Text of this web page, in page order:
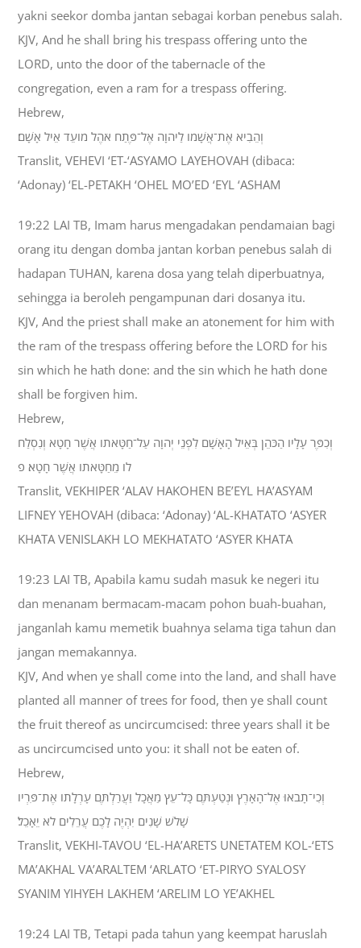
yakni seekor domba jantan sebagai korban penebus salah.
KJV, And he shall bring his trespass offering unto the
LORD, unto the door of the tabernacle of the
congregation, even a ram for a trespass offering.
Hebrew,
וְהֵבִיא אֶת־אֲשָׁמֹו לַיהוָה אֶל־פֶּתַח אֹהֶל מֹועֵד אֵיל אָשָׁם׃
Translit, VEHEVI ‘ET-‘ASYAMO LAYEHOVAH (dibaca:
‘Adonay) ‘EL-PETAKH ‘OHEL MO’ED ‘EYL ‘ASHAM
19:22 LAI TB, Imam harus mengadakan pendamaian bagi
orang itu dengan domba jantan korban penebus salah di
hadapan TUHAN, karena dosa yang telah diperbuatnya,
sehingga ia beroleh pengampunan dari dosanya itu.
KJV, And the priest shall make an atonement for him with
the ram of the trespass offering before the LORD for his
sin which he hath done: and the sin which he hath done
shall be forgiven him.
Hebrew,
וְכִפֶּר עָלָיו הַכֹּהֵן בְּאֵיל הָאָשָׁם לִפְנֵי יְהוָה עַל־חַטָּאתֹו אֲשֶׁר חָטָא וְנִסְלַח
לֹו מֵחַטָּאתֹו אֲשֶׁר חָטָא׃ פ
Translit, VEKHIPER ‘ALAV HAKOHEN BE’EYL HA’ASYAM
LIFNEY YEHOVAH (dibaca: ‘Adonay) ‘AL-KHATATO ‘ASYER
KHATA VENISLAKH LO MEKHATATO ‘ASYER KHATA
19:23 LAI TB, Apabila kamu sudah masuk ke negeri itu
dan menanam bermacam-macam pohon buah-buahan,
janganlah kamu memetik buahnya selama tiga tahun dan
jangan memakannya.
KJV, And when ye shall come into the land, and shall have
planted all manner of trees for food, then ye shall count
the fruit thereof as uncircumcised: three years shall it be
as uncircumcised unto you: it shall not be eaten of.
Hebrew,
וְכִי־תָבֹאוּ אֶל־הָאָרֶץ וּנְטַעְתֶּם כָּל־עֵץ מַאֲכָל וַעֲרַלְתֶּם עָרְלָתֹו אֶת־פִּרְיֹו
שָׁלֹשׁ שָׁנִים יִהְיֶה לָכֶם עֲרֵלִים לֹא יֵאָכֵל׃
Translit, VEKHI-TAVOU ‘EL-HA’ARETS UNETATEM KOL-‘ETS
MA’AKHAL VA’ARALTEM ‘ARLATO ‘ET-PIRYO SYALOSY
SYANIM YIHYEH LAKHEM ‘ARELIM LO YE’AKHEL
19:24 LAI TB, Tetapi pada tahun yang keempat haruslah